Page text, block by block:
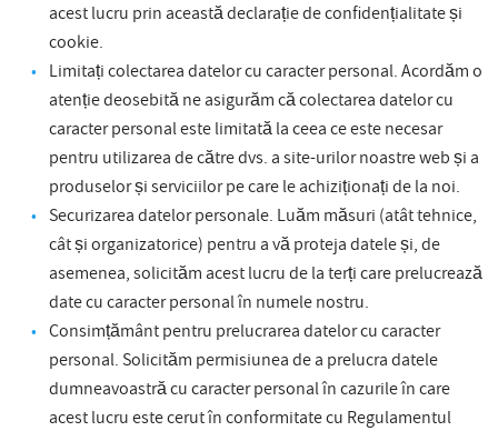
acest lucru prin această declarație de confidențialitate și
cookie.
Limitați colectarea datelor cu caracter personal. Acordăm o
atenție deosebită ne asigurăm că colectarea datelor cu
caracter personal este limitată la ceea ce este necesar
pentru utilizarea de către dvs. a site-urilor noastre web și a
produselor și serviciilor pe care le achiziționați de la noi.
Securizarea datelor personale. Luăm măsuri (atât tehnice,
cât și organizatorice) pentru a vă proteja datele și, de
asemenea, solicităm acest lucru de la terți care prelucrează
date cu caracter personal în numele nostru.
Consimțământ pentru prelucrarea datelor cu caracter
personal. Solicităm permisiunea de a prelucra datele
dumneavoastră cu caracter personal în cazurile în care
acest lucru este cerut în conformitate cu Regulamentul